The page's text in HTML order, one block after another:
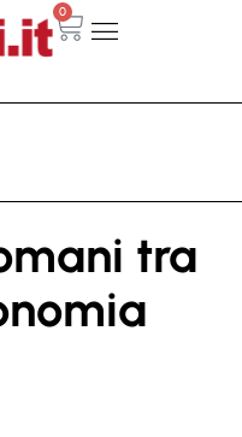
0
tra